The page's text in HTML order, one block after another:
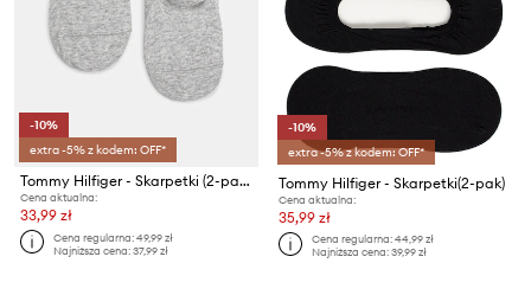
-10%
extra -5% z kodem: OFF*
Tommy Hilfiger - Skarpetki (2-pack)
Cena aktualna:
33,99 zł
Cena regularna:49,99 zł
Najniższa cena:37,99 zł
-10%
extra -5% z kodem: OFF*
Tommy Hilfiger - Skarpetki(2-pak)
Cena aktualna:
35,99 zł
Cena regularna:44,99 zł
Najniższa cena:39,99 zł